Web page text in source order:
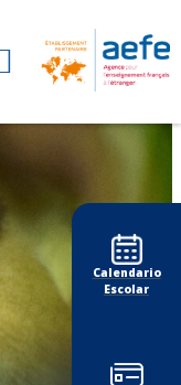
Calendario
Escolar